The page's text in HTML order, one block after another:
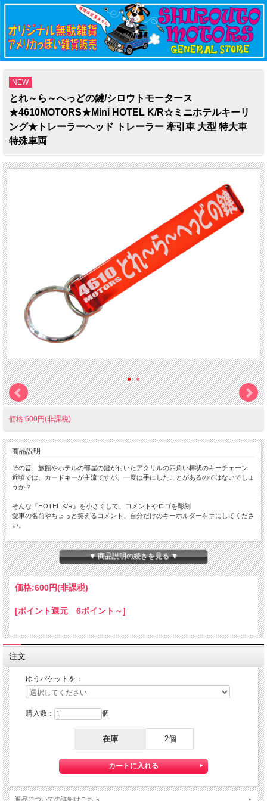
NEW
とれ～ら～へっどの鍵/シロウトモータース
★4610MOTORS★Mini HOTEL K/R☆ミニホテルキーリ
ング★トレーラーヘッド トレーラー 牽引車 大型 特大車
特殊車両
価格:600円(非課税)
商品説明
その昔、旅館やホテルの部屋の鍵が付いたアクリルの四角い棒状のキーチェーン
近頃では、カードキーが主流ですが、一度は手にしたことがあるのではないでしょ
うか？
そんな『HOTEL K/R』を小さくして、コメントやロゴを彫刻
愛車の名前やちょっと笑えるコメント、自分だけのキーホルダーを手にしてくださ
い。
ちょっと小さな 『Mini HOTEL K/R』 です。
本体サイズ：１０×１４×８０ｍｍ
★コチラの商品は 『ゆうパケット』配送可能な商品になります。
ご利用の際の配送費は、全国一律『２５０円』になります。
ゆうパケット配送をご希望されるお客様は下記のゆうパケットにつきましての説明
ゆうパケット配送をご選択ください。
【送料】全国一律料金でお届けします。
『ゆうパケット』は通常の宅配便と異なり直接ポストへ投函するお届け方法です。
▼ 商品説明の続きを見る ▼
価格:600円(非課税)
[ポイント還元 6ポイント～]
注文
ゆうパケットを：
購入数： 個
在庫 2個
返品についての詳細はこちら